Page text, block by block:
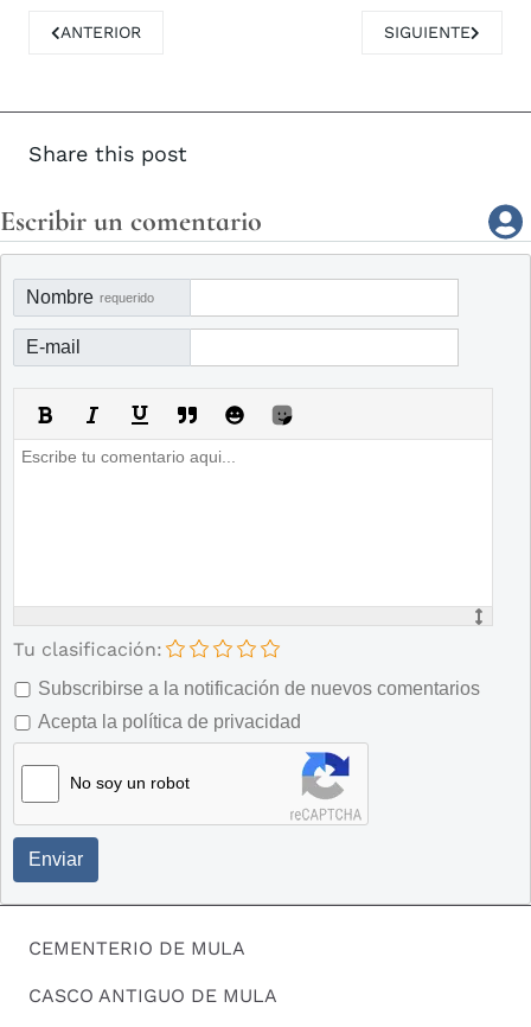
ARTÍCULO ANTERIOR: LA IGLESIA DE SAN MIGUEL DE MULA
ANTERIOR ARTÍCULO
SIGUIENTE
Share this post
Escribir un comentario
Nombre requerido
E-mail
Tu clasificación:
Subscribirse a la notificación de nuevos comentarios
Acepta la política de privacidad
No soy un robot
Enviar
CEMENTERIO DE MULA
CASCO ANTIGUO DE MULA